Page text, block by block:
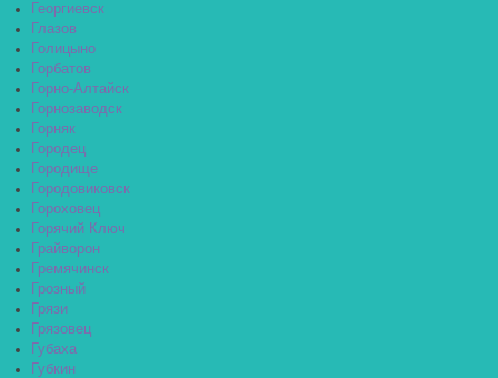
Георгиевск
Глазов
Голицыно
Горбатов
Горно-Алтайск
Горнозаводск
Горняк
Городец
Городище
Городовиковск
Гороховец
Горячий Ключ
Грайворон
Гремячинск
Грозный
Грязи
Грязовец
Губаха
Губкин